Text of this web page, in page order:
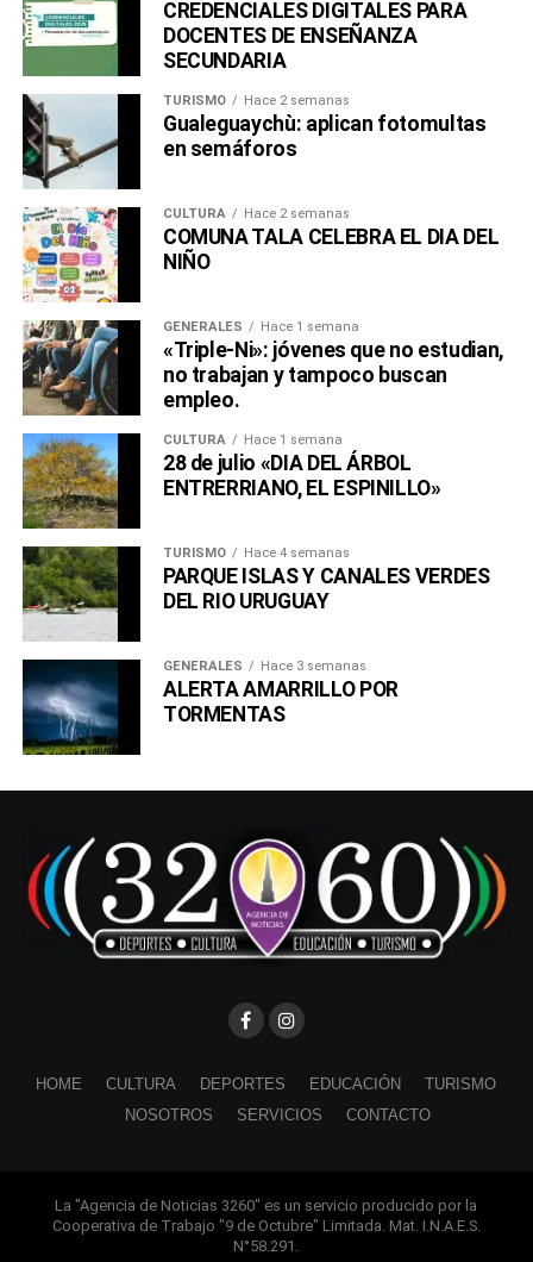
CREDENCIALES DIGITALES PARA
DOCENTES DE ENSEÑANZA
SECUNDARIA
TURISMO Hace 2 semanas
Gualeguaychù: aplican fotomultas
en semáforos
CULTURA Hace 2 semanas
COMUNA TALA CELEBRA EL DIA DEL
NIÑO
GENERALES Hace 1 semana
«Triple-Ni»: jóvenes que no estudian,
no trabajan y tampoco buscan
empleo.
CULTURA Hace 1 semana
28 de julio «DIA DEL ÁRBOL
ENTRERRIANO, EL ESPINILLO»
TURISMO Hace 4 semanas
PARQUE ISLAS Y CANALES VERDES
DEL RIO URUGUAY
GENERALES Hace 3 semanas
ALERTA AMARRILLO POR
TORMENTAS
HOME CULTURA DEPORTES EDUCACIÓN
TURISMO
NOSOTROS
SERVICIOS CONTACTO
La "Agencia de Noticias 3260" es un servicio producido por la
Cooperativa de Trabajo "9 de Octubre" Limitada. Mat. I.N.A.E.S.
N°58.291.